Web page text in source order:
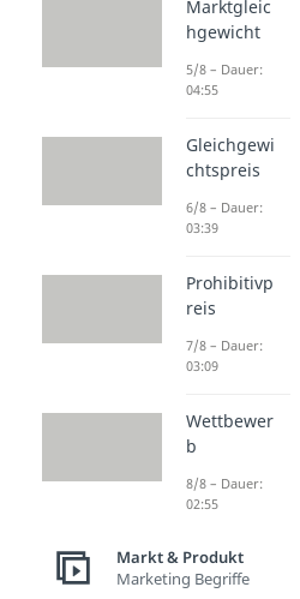
Als
bezeichnet,
für den
Absatz-
trifft.
Die
Produkt ist
Marktgleic
hgewicht
5/8 – Dauer:
04:55
Gleichgewi
chtspreis
6/8 – Dauer:
03:39
Prohibitivp
reis
7/8 – Dauer:
03:09
Wettbewer
b
8/8 – Dauer:
02:55
Markt & Produkt
Marketing Begriffe